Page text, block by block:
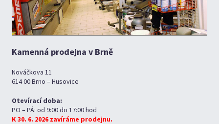
Kamenná prodejna v Brně
Nováčkova 11
614 00 Brno – Husovice
Otevírací doba:
PO – PÁ: od 9:00 do 17:00 hod
K 30. 6. 2026 zavíráme prodejnu.